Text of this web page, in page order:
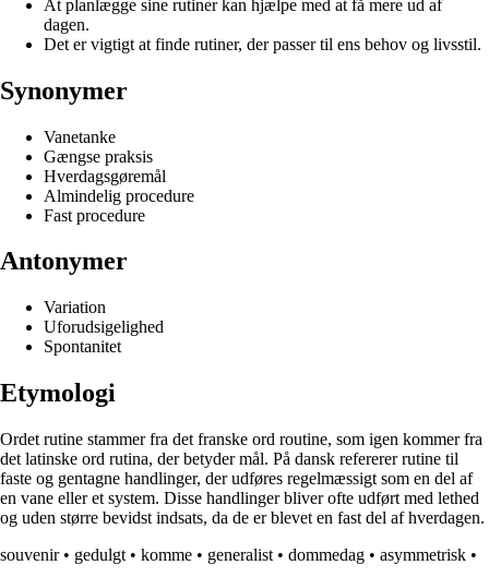
At planlægge sine rutiner kan hjælpe med at få mere ud af
dagen.
Det er vigtigt at finde rutiner, der passer til ens behov og livsstil.
Synonymer
Vanetanke
Gængse praksis
Hverdagsgøremål
Almindelig procedure
Fast procedure
Antonymer
Variation
Uforudsigelighed
Spontanitet
Etymologi
Ordet rutine stammer fra det franske ord routine, som igen kommer fra
det latinske ord rutina, der betyder mål. På dansk refererer rutine til
faste og gentagne handlinger, der udføres regelmæssigt som en del af
en vane eller et system. Disse handlinger bliver ofte udført med lethed
og uden større bevidst indsats, da de er blevet en fast del af hverdagen.
souvenir• gedulgt • komme • generalist • dommedag • asymmetrisk •